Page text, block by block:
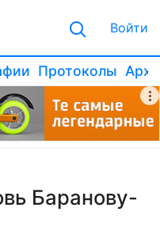
Войти
Протоколы
Баранову-